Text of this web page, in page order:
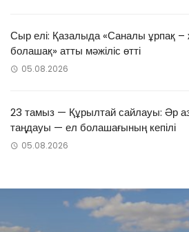
Сыр елі: Қазалыда «Саналы ұрпақ –
болашақ» атты мәжіліс өтті
05.08.2026
23 тамыз — Құрылтай сайлауы: Әр
таңдауы — ел болашағының кепілі
05.08.2026